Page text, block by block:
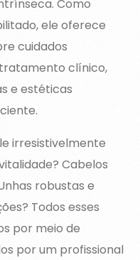
Como
ele oferece
cuidados
clínico,
e estéticas
irresistivelmente
Cabelos
robustas e
Todos esses
por meio de
por um profissional